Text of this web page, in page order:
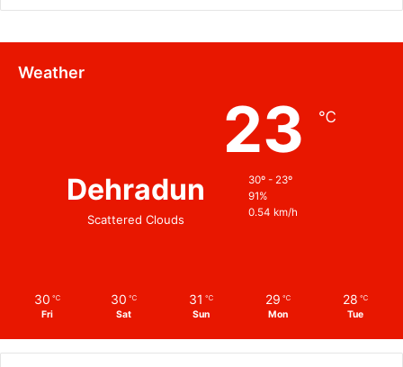
Weather
Dehradun
Scattered Clouds
23 ℃
30º - 23º
91%
0.54 km/h
30 ℃
Fri
30 ℃
Sat
31 ℃
Sun
29 ℃
Mon
28 ℃
Tue